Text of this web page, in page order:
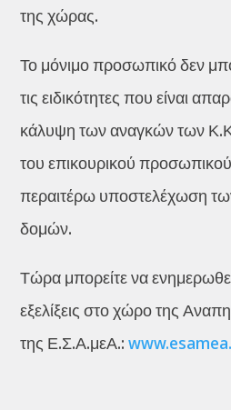
της χώρας.
Το μόνιμο προσωπικό δεν
τις ειδικότητες που είναι
κάλυψη των αναγκών των
του επικουρικού
περαιτέρω υποστελέχωση
δομών.
Τώρα μπορείτε να
εξελίξεις στο χώρο της
της Ε.Σ.Α.μεΑ.: